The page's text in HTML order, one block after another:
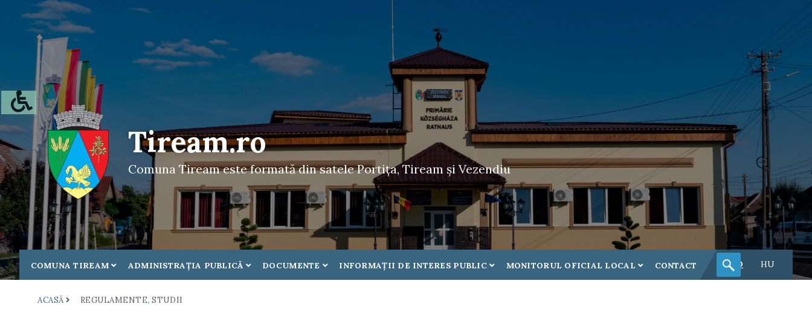
Tiream.ro
Comuna Tiream este formată din satele Portița, Tiream și Vezendiu
COMUNA TIREAM ADMINISTRAŢIA PUBLICĂ DOCUMENTE INFORMAŢII DE INTERES PUBLIC MONITORUL OFICIAL LOCAL CONTACT RO HU
ACASĂ REGULAMENTE, STUDII